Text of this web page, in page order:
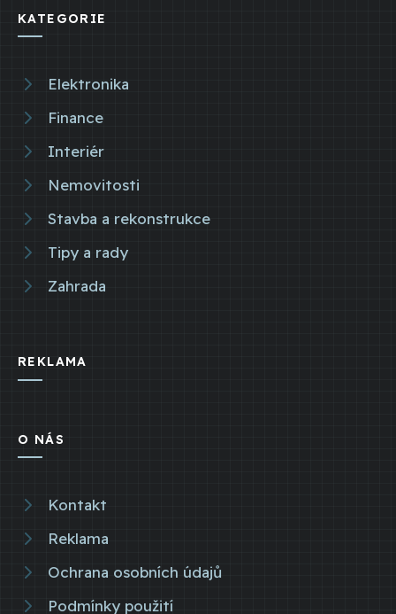
KATEGORIE
Elektronika
Finance
Interiér
Nemovitosti
Stavba a rekonstrukce
Tipy a rady
Zahrada
REKLAMA
O NÁS
Kontakt
Reklama
Ochrana osobních údajů
Podmínky použití